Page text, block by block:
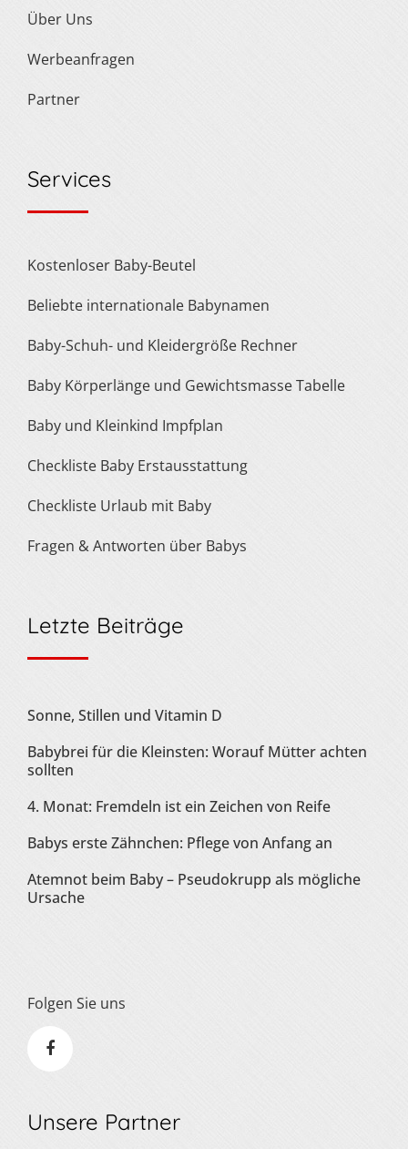
Über Uns
Werbeanfragen
Partner
Services
Kostenloser Baby-Beutel
Beliebte internationale Babynamen
Baby-Schuh- und Kleidergröße Rechner
Baby Körperlänge und Gewichtsmasse Tabelle
Baby und Kleinkind Impfplan
Checkliste Baby Erstausstattung
Checkliste Urlaub mit Baby
Fragen & Antworten über Babys
Letzte Beiträge
Sonne, Stillen und Vitamin D
Babybrei für die Kleinsten: Worauf Mütter achten
sollten
4. Monat: Fremdeln ist ein Zeichen von Reife
Babys erste Zähnchen: Pflege von Anfang an
Atemnot beim Baby – Pseudokrupp als mögliche
Ursache
Folgen Sie uns
Unsere Partner